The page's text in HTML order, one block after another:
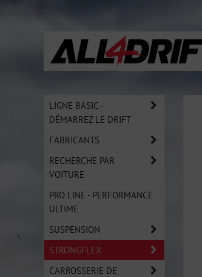
LIGNE BASIC -
DÉMARREZ LE DRIFT
FABRICANTS
RECHERCHE PAR
VOITURE
PRO LINE - PERFORMANCE
ULTIME
SUSPENSION
STRONGFLEX
CARROSSERIE DE